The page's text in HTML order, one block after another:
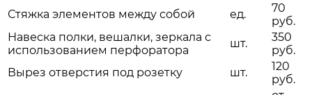
Стяжка элементов между собой
ед.
70
руб.
Навеска полки, вешалки, зеркала с
использованием перфоратора
шт.
350
руб.
Вырез отверстия под розетку
шт.
120
руб.